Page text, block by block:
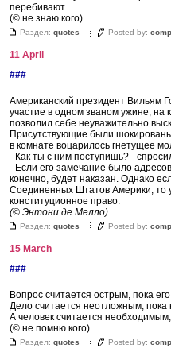
перебивают.
(© не знаю кого)
Раздел: quotes Posted by:
11 April
###
Американский президент Вильям
участие в одном званом ужине, на
позволил себе неуважительно
Присутствующие были
в комнате воцарилось гнетущее
- Как ты с ним поступишь? -
- Если его замечание было
конечно, будет наказан. Однако
Соединенных Штатов Америки, то
конституционное право.
(© Энтони де Мелло)
Раздел: quotes Posted by:
15 March
###
Вопрос считается острым, пока
Дело считается неотложным, пока
А человек считается необходимым,
(© не помню кого)
Раздел: quotes Posted by: